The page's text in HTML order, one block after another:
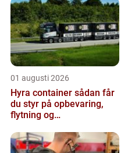
01 augusti 2026
Hyra container sådan får
du styr på opbevaring,
flytning og